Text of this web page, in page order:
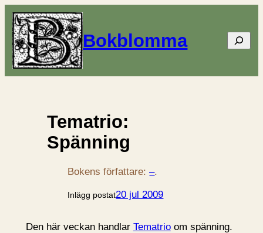
Bokblomma Sök
Tematrio:
Spänning
Bokens författare:–.
Inlägg postat20 jul 2009
Den här veckan handlar Tematrioom spänning.